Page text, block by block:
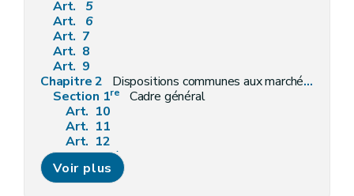
Art.
5
Art.
6
Art. 7
Art. 8
Art. 9
Chapitre 2
Dispositions communes aux marchés de travaux, de fournitures et de services
Section 1re
Cadre général
Art. 10
Art. 11
Art. 12
Art.12/1
Art.12/2
Art.12/3
Voir plus